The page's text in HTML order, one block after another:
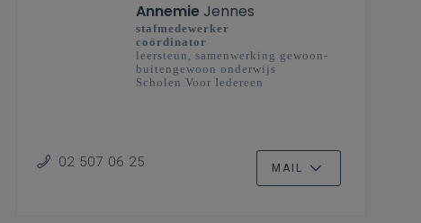
Annemie Jennes
stafmedewerker
coördinator
leersteun, samenwerking gewoon-
buitengewoon onderwijs
Scholen Voor Iedereen
02 507 06 25 MAIL